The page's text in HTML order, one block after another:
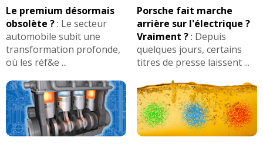
Le premium désormais
obsolète ?: Le secteur
automobile subit une
transformation profonde,
où les réf&e ...
Porsche fait marche
arrière sur l'électrique ?
Vraiment ?: Depuis
quelques jours, certains
titres de presse laissent ...